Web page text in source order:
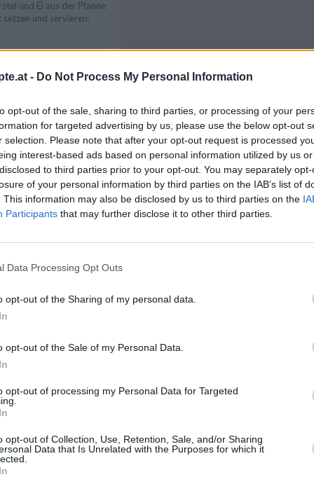
- Do Not Process My Personal Information
opt-out of the sale, sharing to third parties, or processing of your
for targeted advertising by us, please use the below opt-out
selection. Please note that after your opt-out request is processed
interest-based ads based on personal information utilized by us
to third parties prior to your opt-out. You may separately
of your personal information by third parties on the IAB’s list of
This information may also be disclosed by us to third parties on the
Participants that may further disclose it to other third parties.
Data Processing Opt Outs
opt-out of the Sharing of my personal data.
opt-out of the Sale of my Personal Data.
opt-out of processing my Personal Data for Targeted
opt-out of Collection, Use, Retention, Sale, and/or Sharing
Data that Is Unrelated with the Purposes for which it
und Ei aus der Pfanne
setzen und servieren.
/Eier Rezepte /
Rezepte
Anmelden
Artikelempfehlung
Wer Eier kochen will, sollte in
Suppen kochen
klare ...
» mehr